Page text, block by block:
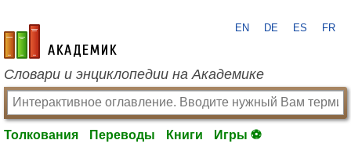
academic.ru
EN DE ES FR
Словари и энциклопедии на Академике
Толкования Переводы Книги Игры ⚽